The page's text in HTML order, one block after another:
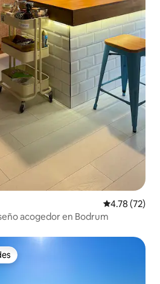
Calificación
4.78 (72)
acogedor en Bodrum